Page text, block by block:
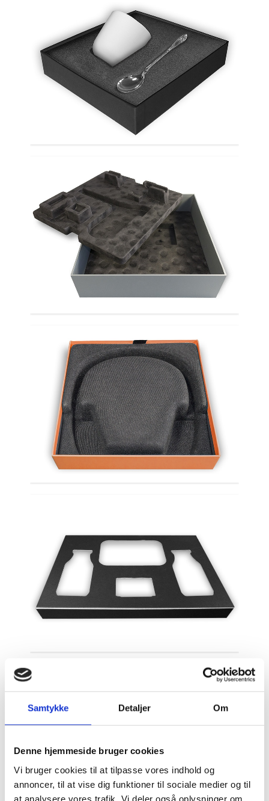
Samtykke Detaljer Om
Denne hjemmeside bruger cookies
Vi bruger cookies til at tilpasse vores indhold og
annoncer, til at vise dig funktioner til sociale medier og til
at analysere vores trafik. Vi deler også oplysninger om